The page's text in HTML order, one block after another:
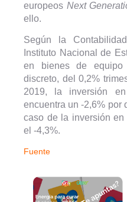
europeos Next
ello.
Según la
Instituto Nacional de
en bienes de equipo
discreto, del 0,2%
2019, la inversión
encuentra un -2,6% por
caso de la inversión
el -4,3%.
Fuente